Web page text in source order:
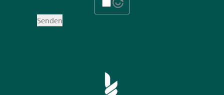
Senden